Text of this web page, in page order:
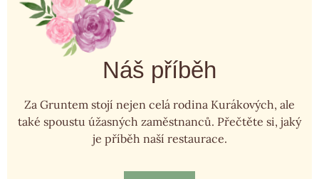
Náš příběh
Za Gruntem stojí nejen celá rodina Kurákových, ale
také spoustu úžasných zaměstnanců. Přečtěte si, jaký
je příběh naší restaurace.